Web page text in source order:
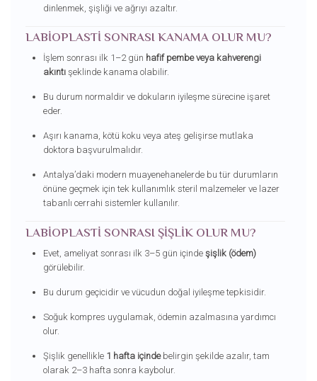
dinlenmek, şişliği ve ağrıyı azaltır.
LABIOPLASTI SONRASI KANAMA OLUR MU?
İşlem sonrası ilk 1–2 gün hafif pembe veya kahverengi
akıntışeklinde kanama olabilir.
Bu durum normaldir ve dokuların iyileşme sürecine işaret
eder.
Aşırı kanama, kötü koku veya ateş gelişirse mutlaka
doktora başvurulmalıdır.
Antalya’daki modern muayenehanelerde bu tür durumların
önüne geçmek için tek kullanımlık steril malzemeler ve lazer
tabanlı cerrahi sistemler kullanılır.
LABIOPLASTI SONRASI ŞIŞLIK OLUR MU?
Evet, ameliyat sonrası ilk 3–5 gün içinde şişlik (ödem)
görülebilir.
Bu durum geçicidir ve vücudun doğal iyileşme tepkisidir.
Soğuk kompres uygulamak, ödemin azalmasına yardımcı
olur.
Şişlik genellikle 1 hafta içindebelirgin şekilde azalır, tam
olarak 2–3 hafta sonra kaybolur.